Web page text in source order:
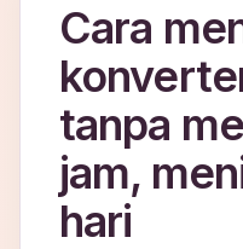
Cara
tanpa
jam,
hari